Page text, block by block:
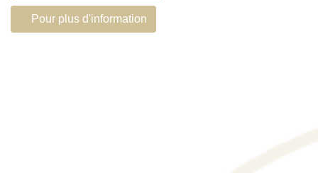
Pour plus d'information